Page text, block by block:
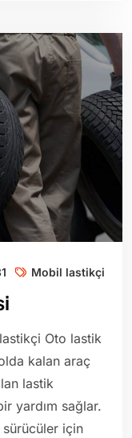
Mobil lastikçi
Oto lastik
kalan araç
lastik
yardım sağlar.
için